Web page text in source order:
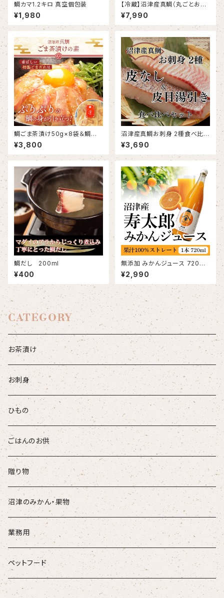
鯛カマ1.2キロ 真空個包装
¥1,980
【冷蔵】沼津産真鯛（丸ごとお届
け）約1.5kg×2尾（合計 約3㎏）
¥7,990
鯛ごま茶漬け50g×8袋＆鯛だし
200ml×2袋
¥3,800
沼津産真鯛お刺身 2種食べ比べ
セット 鯛皮なし刺身 130g×2袋
鯛皮目湯引き済み 130g×2袋
¥3,690
鯛だし 200ml
¥400
無添加 みかんジュース 720ml
×2本 寿太郎 100％ストレート
生搾りミカン 静岡県産 濃厚プ
レミアム
¥2,990
CATEGORY
お茶漬け
お刺身
ひもの
ごはんのお供
贈り物
沼津のみかん・果物
業務用
ペットフード